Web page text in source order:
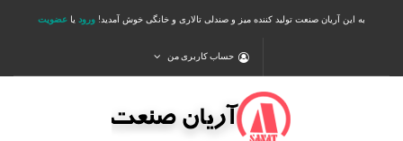
به این آریان صنعت تولید کننده میز و صندلی تالاری و خانگی خوش آمدید! ورود یا عضویت
حساب کاربری من